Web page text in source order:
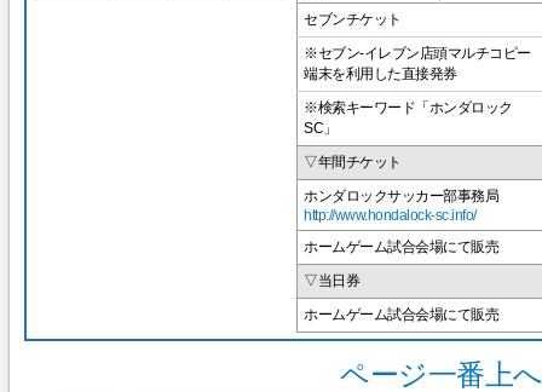
セブンチケット
※セブン-イレブン店頭マルチコピー
端末を利用した直接発券
※検索キーワード「ホンダロック
SC」
▽年間チケット
ホンダロックサッカー部事務局
http://www.hondalock-sc.info/
ホームゲーム試合会場にて販売
▽当日券
ホームゲーム試合会場にて販売
ページ一番上